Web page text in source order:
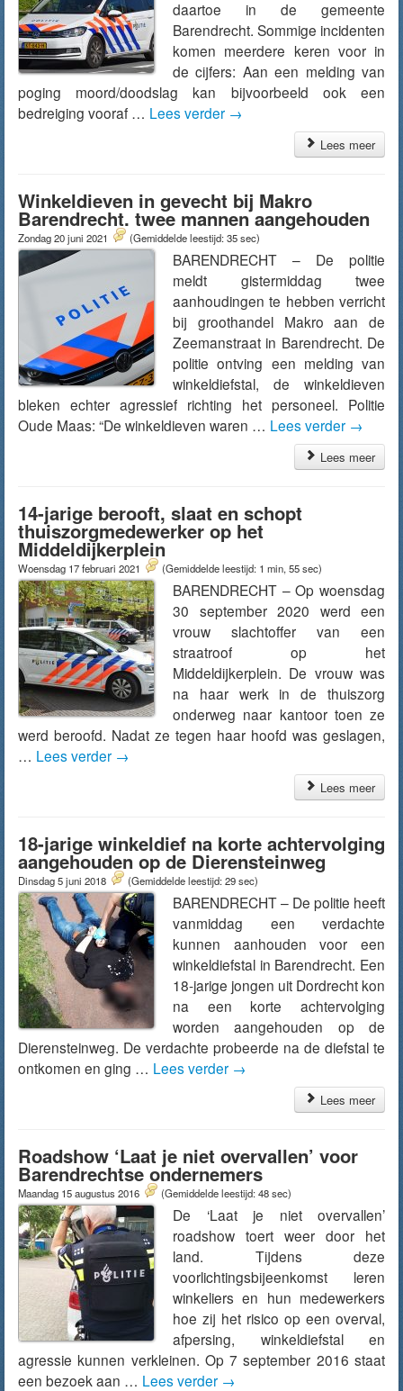
daartoe in de gemeente
Barendrecht. Sommige incidenten
komen meerdere keren voor in
de cijfers: Aan een melding van
poging moord/doodslag kan bijvoorbeeld ook een
bedreiging vooraf … Lees verder →
Lees meer
Winkeldieven in gevecht bij Makro
Barendrecht. twee mannen aangehouden
Zondag 20 juni 2021 (Gemiddelde leestijd: 35 sec)
BARENDRECHT – De politie
meldt gistermiddag twee
aanhoudingen te hebben verricht
bij groothandel Makro aan de
Zeemanstraat in Barendrecht. De
politie ontving een melding van
winkeldiefstal, de winkeldieven
bleken echter agressief richting het personeel. Politie
Oude Maas: “De winkeldieven waren … Lees verder →
Lees meer
14-jarige berooft, slaat en schopt
thuiszorgmedewerker op het
Middeldijkerplein
Woensdag 17 februari 2021 (Gemiddelde leestijd: 1 min, 55 sec)
BARENDRECHT – Op woensdag
30 september 2020 werd een
vrouw slachtoffer van een
straatroof op het
Middeldijkerplein. De vrouw was
na haar werk in de thuiszorg
onderweg naar kantoor toen ze
werd beroofd. Nadat ze tegen haar hoofd was geslagen,
… Lees verder →
Lees meer
18-jarige winkeldief na korte achtervolging
aangehouden op de Dierensteinweg
Dinsdag 5 juni 2018 (Gemiddelde leestijd: 29 sec)
BARENDRECHT – De politie heeft
vanmiddag een verdachte
kunnen aanhouden voor een
winkeldiefstal in Barendrecht. Een
18-jarige jongen uit Dordrecht kon
na een korte achtervolging
worden aangehouden op de
Dierensteinweg. De verdachte probeerde na de diefstal te
ontkomen en ging … Lees verder →
Lees meer
Roadshow ‘Laat je niet overvallen’ voor
Barendrechtse ondernemers
Maandag 15 augustus 2016 (Gemiddelde leestijd: 48 sec)
De ‘Laat je niet overvallen’
roadshow toert weer door het
land. Tijdens deze
voorlichtingsbijeenkomst leren
winkeliers en hun medewerkers
hoe zij het risico op een overval,
afpersing, winkeldiefstal en
agressie kunnen verkleinen. Op 7 september 2016 staat
een bezoek aan … Lees verder →